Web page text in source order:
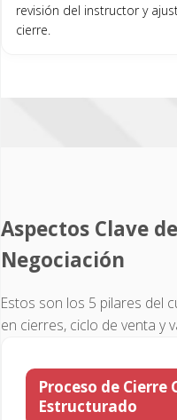
revisión del instructor y
cierre.
Aspectos Clave
Negociación
Estos son los 5 pilares del
en cierres, ciclo de venta y
Proceso de Cierre
Estructurado